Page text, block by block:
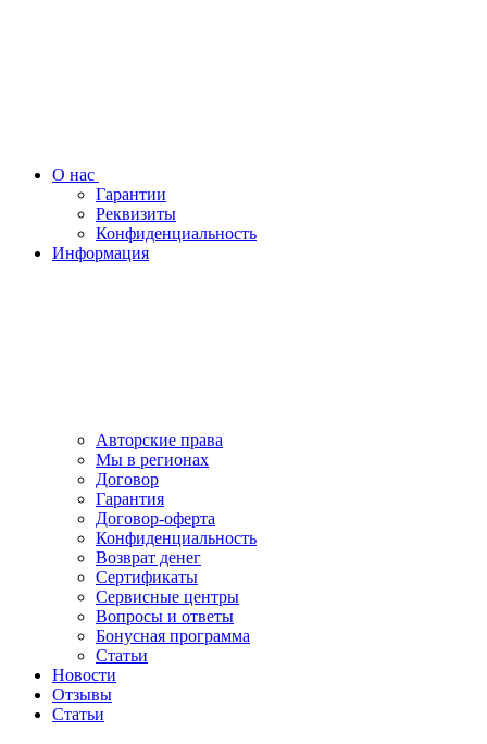
О нас
Гарантии
Реквизиты
Конфиденциальность
Информация
Авторские права
Мы в регионах
Договор
Гарантия
Договор-оферта
Конфиденциальность
Возврат денег
Сертификаты
Сервисные центры
Вопросы и ответы
Бонусная программа
Статьи
Новости
Отзывы
Статьи